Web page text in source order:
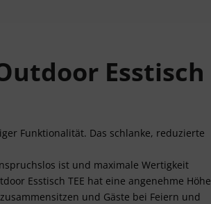
Esstisch
Funktionalität. Das schlanke, reduzierte
ist und maximale Wertigkeit
Esstisch TEE hat eine angenehme Höhe
und Gäste bei Feiern und